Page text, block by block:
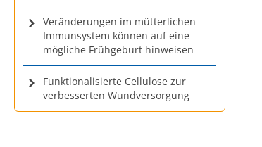
Veränderungen im mütterlichen
Immunsystem können auf eine
mögliche Frühgeburt hinweisen
Funktionalisierte Cellulose zur
verbesserten Wundversorgung